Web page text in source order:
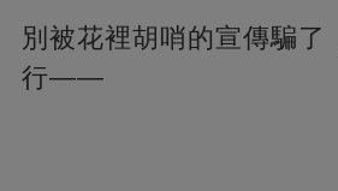
別被花裡胡哨的宣傳騙了
行——